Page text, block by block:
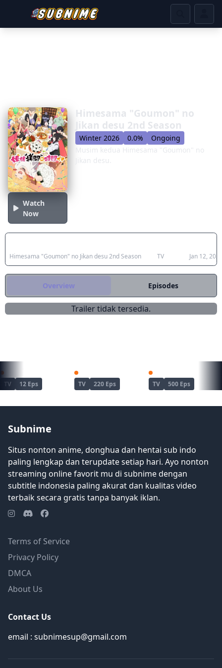
Watch
Now
Himesama "Goumon" no
Jikan desu 2nd Season
Winter 2026 0.0%
Ongoing
Musim kedua Himesama "Goumon" no
Jikan desu.
Himesama "Goumon" no Jikan desu 2nd Season TV Jan 12,
Overview Episodes
Trailer tidak tersedia.
TV 12 Eps TV 220 Eps TV 500 Eps
Subnime
Situs nonton anime, donghua dan hentai sub indo
paling lengkap dan terupdate setiap hari. Ayo nonton
streaming online favorit mu di subnime dengan
subtitle indonesia paling akurat dan kualitas video
terbaik secara gratis tanpa banyak iklan.
Terms of Service
Privacy Policy
DMCA
About Us
Contact Us
email : subnimesup@gmail.com